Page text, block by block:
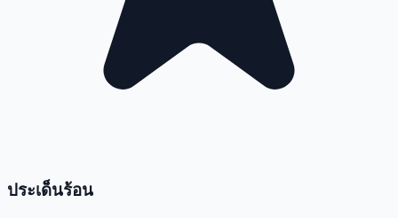
ประเด็นร้อน